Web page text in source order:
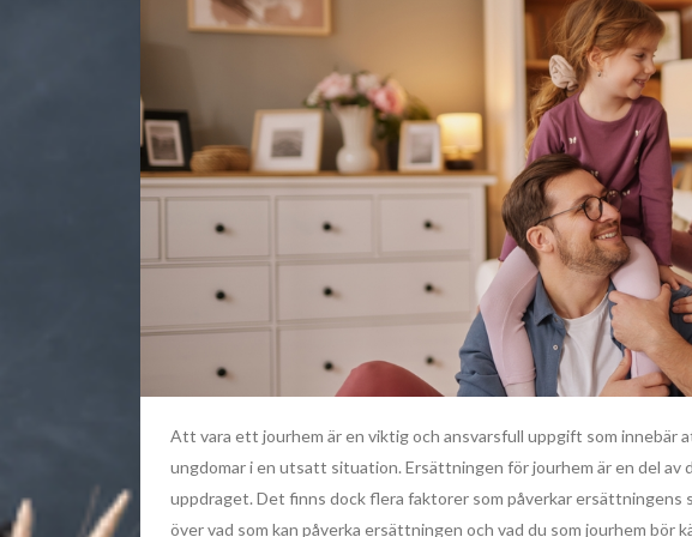
Att vara ett jourhem är en viktig och ansvarsfull uppgift som innebär
ungdomar i en utsatt situation. Ersättningen för jourhem är en del
uppdraget. Det finns dock flera faktorer som påverkar ersättningens
över vad som kan påverka ersättningen och vad du som jourhem bör